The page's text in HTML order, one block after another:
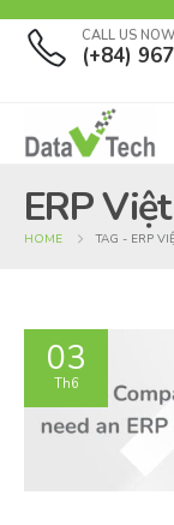
CALL US NOW
(+84)
ERP
HOME TAG - ERP
03
Th6